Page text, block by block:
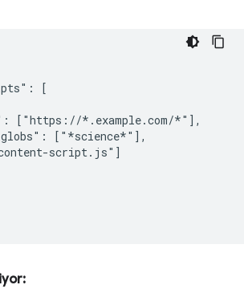
[
["https://*.example.com/*"],
["*science*"],
script.js"]